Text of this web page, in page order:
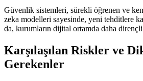
Güvenlik sistemleri, sürekli öğrenen ve
zeka modelleri sayesinde, yeni tehditlere
da, kurumların dijital ortamda daha dirençli
Karşılaşılan Riskler ve
Gerekenler